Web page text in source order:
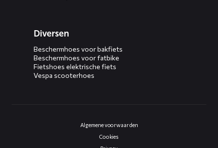
Diversen
Beschermhoes voor bakfiets
Beschermhoes voor fatbike
Fietshoes elektrische fiets
Vespa scooterhoes
Algemene voorwaarden
Cookies